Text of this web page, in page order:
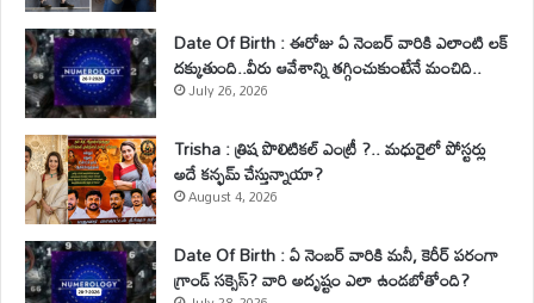
Date Of Birth : ఈరోజు ఏ నెంబర్ వారికి ఎలాంటి లక్
దక్కుతుంది..వీరు ఆవేశాన్ని తగ్గించుకుంటేనే మంచిది..
July 26, 2026
Trisha : త్రిష పొలిటికల్ ఎంట్రీ ?.. మధురైలో పోస్టర్లు
అదే కన్ఫమ్ చేస్తున్నాయా?
August 4, 2026
Date Of Birth : ఏ నెంబర్ వారికి మనీ, కెరీర్ పరంగా
గ్రాండ్ సక్సెస్? వారి అదృష్టం ఎలా ఉండబోతోంది?